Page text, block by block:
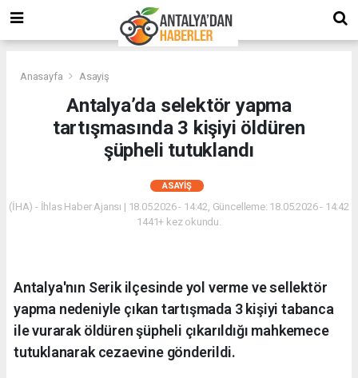
Anasayfa Asayiş
Antalya’da selektör yapma
tartışmasında 3 kişiyi öldüren
şüpheli tutuklandı
ASAYIŞ
(İHA) - İhlas Haber Ajansı | 18.05.2026 - 14:42, Güncelleme: 18.05.2026 - 14:42
1441+ kez okundu.
Antalya'nın Serik ilçesinde yol verme ve sellektör
yapma nedeniyle çıkan tartışmada 3 kişiyi tabanca
ile vurarak öldüren şüpheli çıkarıldığı mahkemece
tutuklanarak cezaevine gönderildi.